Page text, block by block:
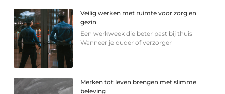
Veilig werken met ruimte voor zorg en
gezin
Een werkweek die beter past bij thuis
Wanneer je ouder of verzorger
Merken tot leven brengen met slimme
beleving